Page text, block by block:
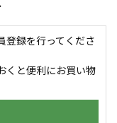
登録を行ってくださ
くと便利にお買い物